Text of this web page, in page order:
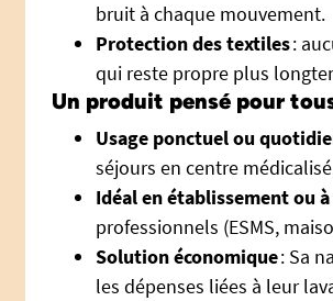
bruit à chaque mouvement.
Protection des textiles:
qui reste propre plus
Un produit pensé pour
Usage ponctuel ou
séjours en centre
Idéal en établissement ou
professionnels (ESMS,
Solution économique: Sa
les dépenses liées à leur